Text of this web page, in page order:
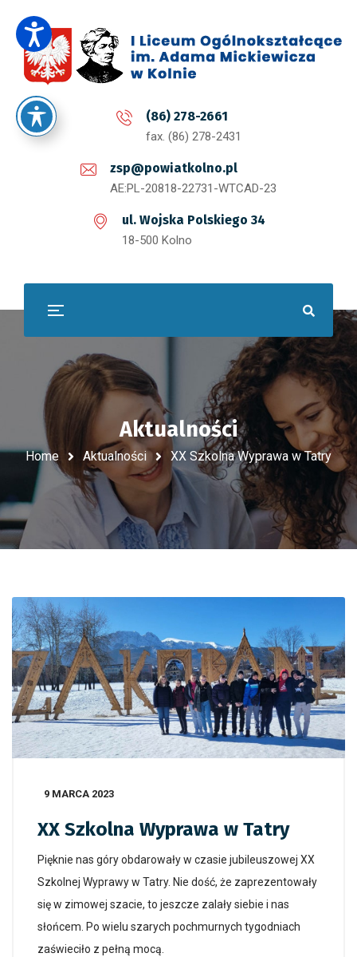
(86) 278-2661
fax. (86) 278-2431
zsp@powiatkolno.pl
AE:PL-20818-22731-WTCAD-23
ul. Wojska Polskiego 34
18-500 Kolno
Aktualności
Home Aktualności XX Szkolna Wyprawa w Tatry
9 MARCA 2023
XX Szkolna Wyprawa w Tatry
Pięknie nas góry obdarowały w czasie jubileuszowej XX
Szkolnej Wyprawy w Tatry. Nie dość, że zaprezentowały
się w zimowej szacie, to jeszcze zalały siebie i nas
słońcem. Po wielu szarych pochmurnych tygodniach
zaświeciło z pełną mocą.